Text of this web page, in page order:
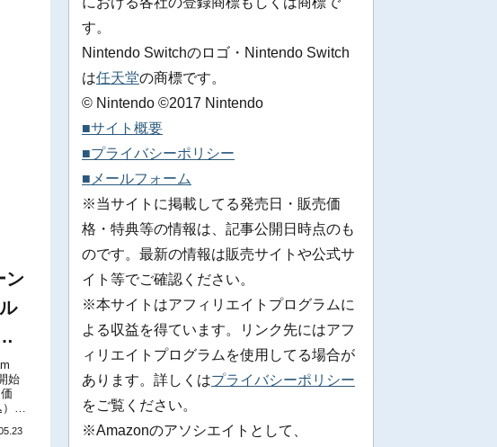
ン
始
で
す。
Nintendo Switchのロゴ・Nintendo Switch
は任天堂の商標です。
© Nintendo ©2017 Nintendo
■サイト概要
■プライバシーポリシー
■メールフォーム
※当サイトに掲載してる発売日・販売価
格・特典等の情報は、記事公開日時点のも
のです。最新の情報は販売サイトや公式サ
イト等でご確認ください。
※本サイトはアフィリエイトプログラムに
よる収益を得ています。リンク先にはアフ
ィリエイトプログラムを使用してる場合が
あります。詳しくはプライバシーポリシー
をご覧ください。
※Amazonのアソシエイトとして、